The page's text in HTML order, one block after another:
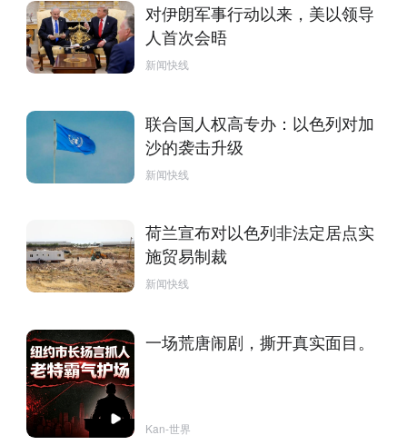
对伊朗军事行动以来，美以领导
人首次会晤
新闻快线
联合国人权高专办：以色列对加
沙的袭击升级
新闻快线
荷兰宣布对以色列非法定居点实
施贸易制裁
新闻快线
一场荒唐闹剧，撕开真实面目。
Kan-世界